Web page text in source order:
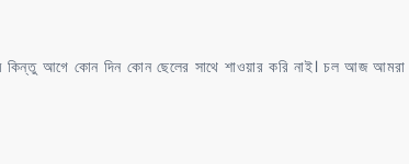
কিন্তু আগে কোন দিন কোন ছেলের সাথে শাওয়ার করি নাই। চল আজ আমরা